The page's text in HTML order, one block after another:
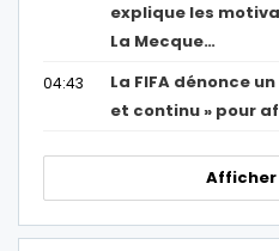
explique les
La Mecque…
04:43
La FIFA dénonce
et continu » pour
Afficher